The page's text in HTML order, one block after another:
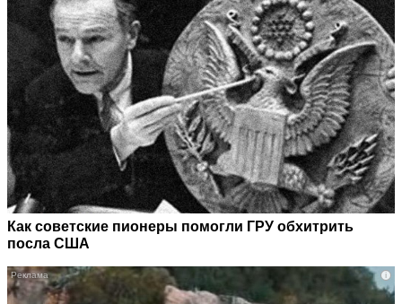
Как советские пионеры помогли ГРУ обхитрить
посла США
i